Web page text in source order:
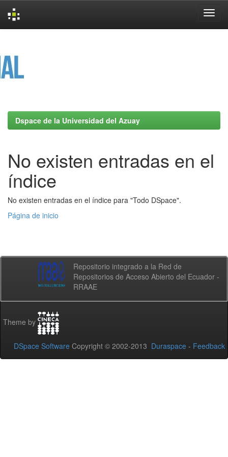
Dspace de la Universidad del Azuay
No existen entradas en el
índice
No existen entradas en el índice para "Todo DSpace".
Página de inicio
Repositorio integrado a la Red de
Repositorios de Acceso Abierto del Ecuador -
RRAAE
Theme by
DSpace Software Copyright © 2002-2013 Duraspace - Feedback